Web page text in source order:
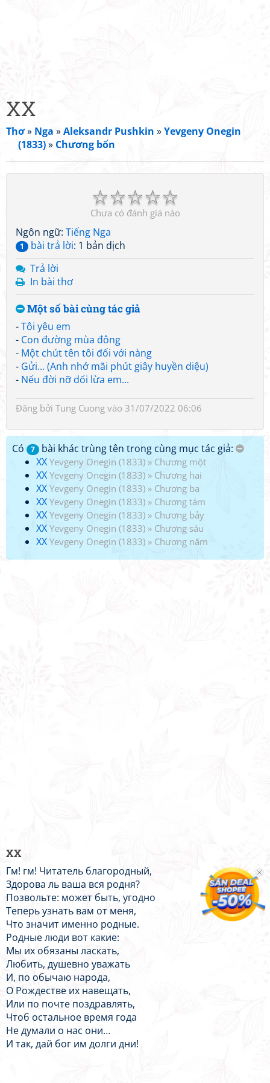
XX
Thơ» Nga »Aleksandr Pushkin »Yevgeny Onegin
(1833)» Chương bốn
☆
☆
☆
☆
☆
Chưa có đánh giá nào
Ngôn ngữ: Tiếng Nga
1 bài trả lời: 1 bản dịch
Trả lời
In bài thơ
Một số bài cùng tác giả
-Tôi yêu em
- Con đường mùa đông
- Một chút tên tôi đối với nàng
- Gửi... (Anh nhớ mãi phút giây huyền diệu)
- Nếu đời nỡ dối lừa em...
Đăng bởi Tung Cuong vào 31/07/2022 06:06
Có 7
bài khác trùng tên trong cùng mục tác giả:
XX Yevgeny Onegin (1833) » Chương một
XX Yevgeny Onegin (1833) » Chương hai
XX Yevgeny Onegin (1833) » Chương ba
XX Yevgeny Onegin (1833) » Chương tám
XX Yevgeny Onegin (1833) » Chương bảy
XX Yevgeny Onegin (1833) » Chương sáu
XX Yevgeny Onegin (1833) » Chương năm
XX
Гм! гм! Читатель благородный,
Здорова ль ваша вся родня?
Позвольте: может быть, угодно
Теперь узнать вам от меня,
Что значит именно родные.
Родные люди вот какие:
Мы их обязаны ласкать,
Любить, душевно уважать
И, по обычаю народа,
О Рождестве их навещать,
Или по почте поздравлять,
Чтоб остальное время года
Не думали о нас они…
И так, дай бог им долги дни!